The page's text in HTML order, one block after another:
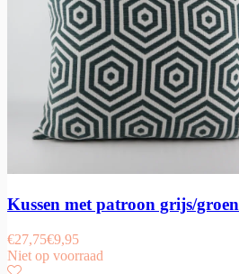
Kussen met patroon grijs/groen
€27,75€9,95
Niet op voorraad